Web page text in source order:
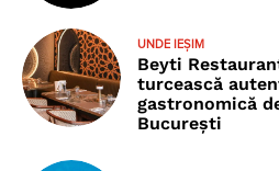
UNDE IEȘIM
Beyti
turcească
gastronomică
București